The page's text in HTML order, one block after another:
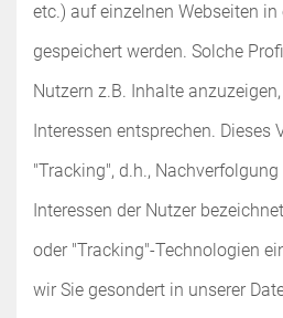
etc.) auf einzelnen Webseiten
gespeichert werden. Solche
Nutzern z.B. Inhalte
Interessen entsprechen. Dieses
"Tracking", d.h.,
Interessen der Nutzer
oder "Tracking"-Technologien
wir Sie gesondert in unserer